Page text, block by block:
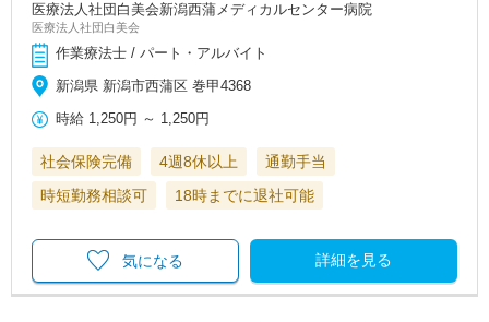
医療法人社団白美会新潟西蒲メディカルセンター病院
医療法人社団白美会
作業療法士 / パート・アルバイト
新潟県 新潟市西蒲区 巻甲4368
時給 1,250円 ～ 1,250円
社会保険完備 4週8休以上
通勤手当
時短勤務相談可
18時までに退社可能
詳細を見る
気になる